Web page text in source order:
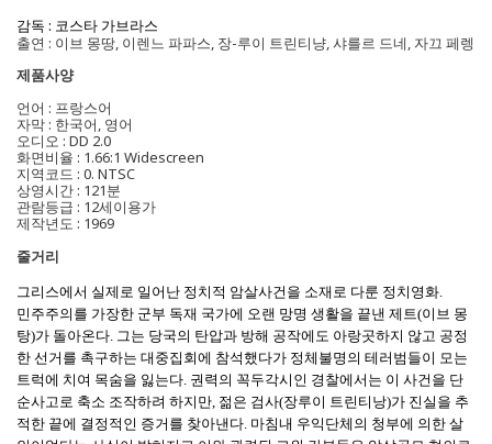
감독 : 코스타 가브라스
출연 : 이브 몽땅, 이렌느 파파스, 장-루이 트린티냥, 샤를르 드네, 자끄 페렝
제품사양
언어 : 프랑스어
자막 : 한국어, 영어
오디오 : DD 2.0
화면비율 : 1.66:1 Widescreen
지역코드 : 0. NTSC
상영시간 : 121분
관람등급 : 12세이용가
제작년도 : 1969
줄거리
그리스에서 실제로 일어난 정치적 암살사건을 소재로 다룬 정치영화.
민주주의를 가장한 군부 독재 국가에 오랜 망명 생활을 끝낸 제트(이브 몽
탕)가 돌아온다. 그는 당국의 탄압과 방해 공작에도 아랑곳하지 않고 공정
한 선거를 촉구하는 대중집회에 참석했다가 정체불명의 테러범들이 모는
트럭에 치여 목숨을 잃는다. 권력의 꼭두각시인 경찰에서는 이 사건을 단
순사고로 축소 조작하려 하지만, 젊은 검사(장루이 트린티낭)가 진실을 추
적한 끝에 결정적인 증거를 찾아낸다. 마침내 우익단체의 청부에 의한 살